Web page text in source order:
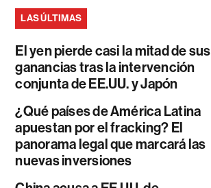
LAS ÚLTIMAS
El yen pierde casi la mitad de sus
ganancias tras la intervención
conjunta de EE.UU. y Japón
¿Qué países de América Latina
apuestan por el fracking? El
panorama legal que marcará las
nuevas inversiones